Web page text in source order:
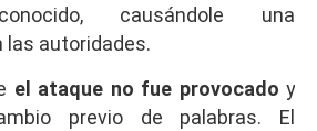
causándole una
las autoridades.
el ataque no fue provocado y
previo de palabras. El